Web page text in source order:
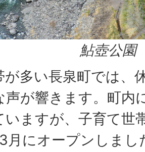
鮎壺公園
が多い長泉町では、
声が響きます。町内
いますが、子育て世
月にオープンしまし